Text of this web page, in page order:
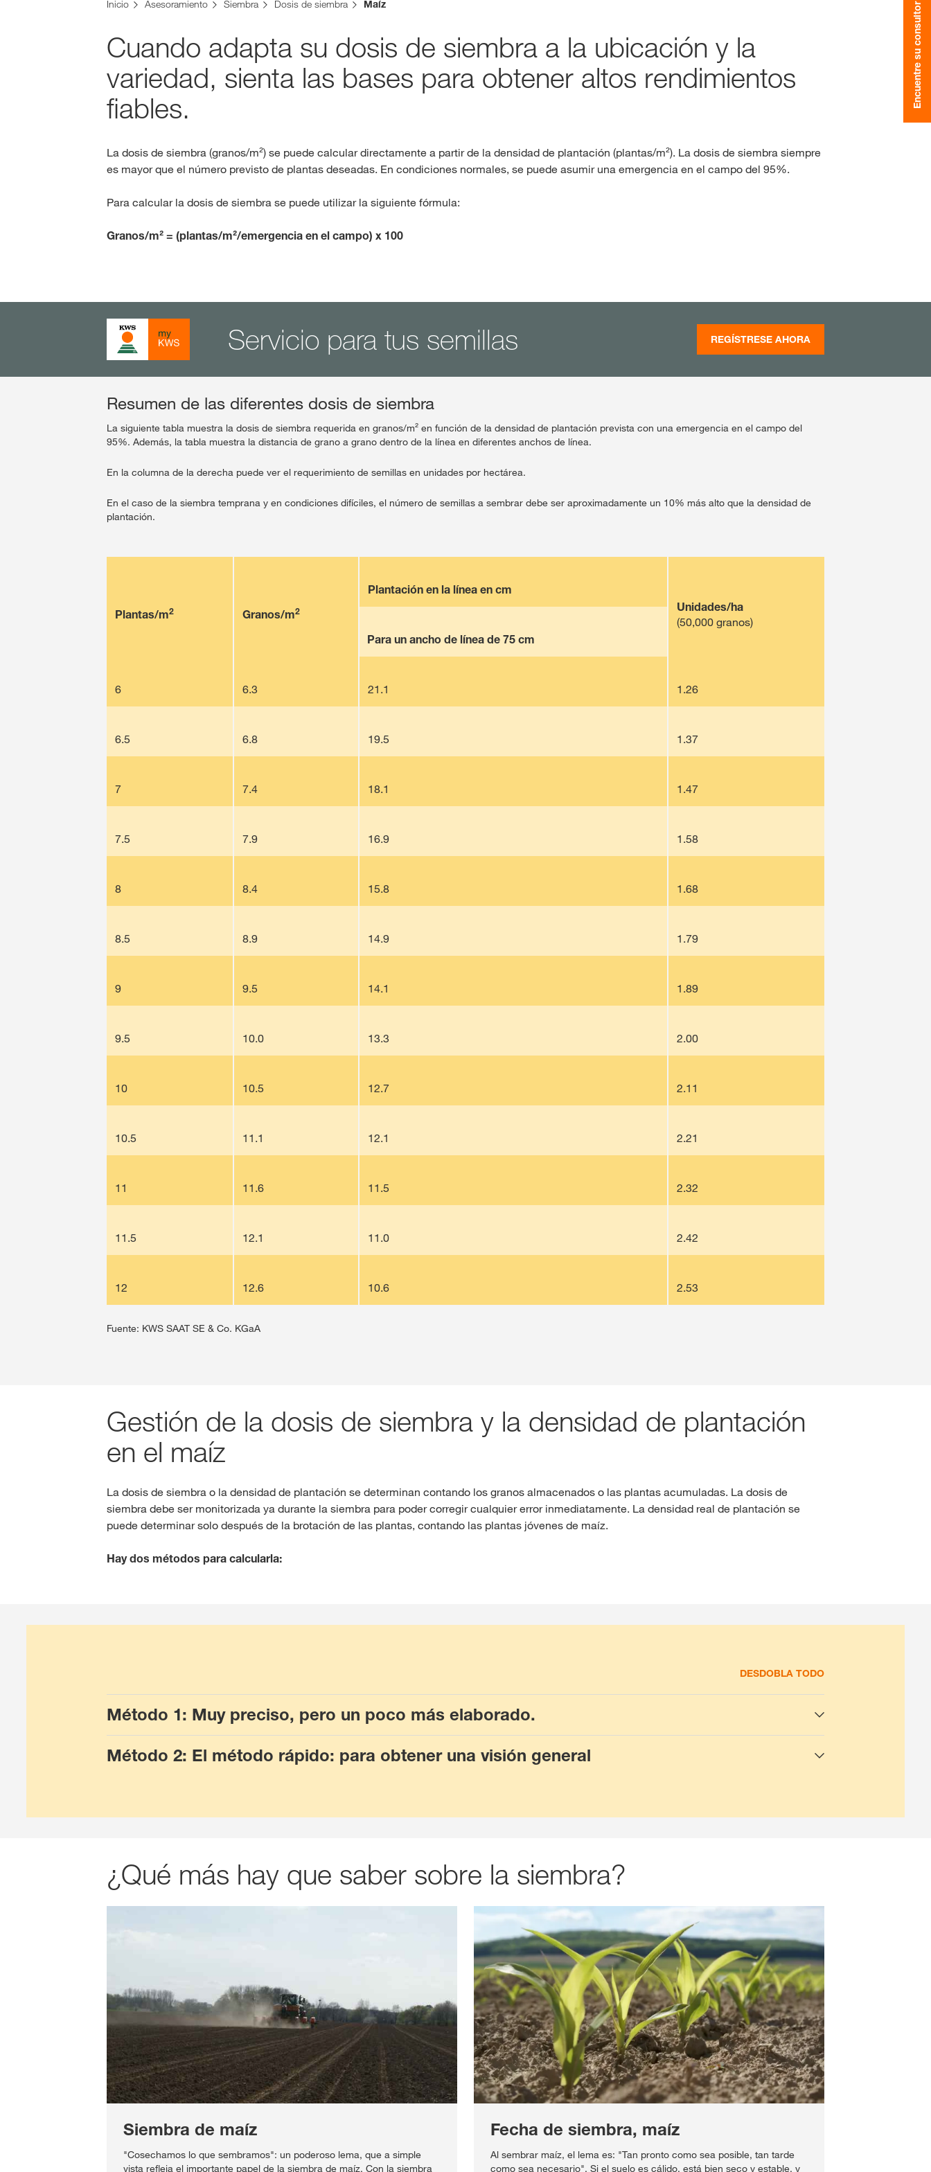
Contenidos exclusivos conmyKWS
INICIO DE SESIÓN
Temas internacionales
Inicio Asesoramiento Siembra Dosis de siembra Maíz
Cuando adapta su dosis de siembra a la ubicación y la
variedad, sienta las bases para obtener altos rendimientos
fiables.
La dosis de siembra (granos/m²) se puede calcular directamente a partir de la densidad de plantación (plantas/m²). La dosis de siembra siempre
es mayor que el número previsto de plantas deseadas. En condiciones normales, se puede asumir una emergencia en el campo del 95%.
Para calcular la dosis de siembra se puede utilizar la siguiente fórmula:
Granos/m² = (plantas/m²/emergencia en el campo) x 100
Servicio para tus semillas REGÍSTRESE AHORA
Resumen de las diferentes dosis de siembra
La siguiente tabla muestra la dosis de siembra requerida en granos/m² en función de la densidad de plantación prevista con una emergencia en el campo del
95%. Además, la tabla muestra la distancia de grano a grano dentro de la línea en diferentes anchos de línea.
En la columna de la derecha puede ver el requerimiento de semillas en unidades por hectárea.
En el caso de la siembra temprana y en condiciones difíciles, el número de semillas a sembrar debe ser aproximadamente un 10% más alto que la densidad de
plantación.
Plantas/m2 Granos/m2
Plantación en la línea en cm
Unidades/ha
(50,000 granos)
Para un ancho de línea de 75 cm
6 6.3 21.1 1.26
6.5 6.8 19.5 1.37
7 7.4 18.1 1.47
7.5 7.9 16.9 1.58
8 8.4 15.8 1.68
8.5 8.9 14.9 1.79
9 9.5 14.1 1.89
9.5 10.0 13.3 2.00
10 10.5 12.7 2.11
10.5 11.1 12.1 2.21
11 11.6 11.5 2.32
11.5 12.1 11.0 2.42
12 12.6 10.6 2.53
Fuente: KWS SAAT SE & Co. KGaA
Gestión de la dosis de siembra y la densidad de plantación
en el maíz
La dosis de siembra o la densidad de plantación se determinan contando los granos almacenados o las plantas acumuladas. La dosis de
siembra debe ser monitorizada ya durante la siembra para poder corregir cualquier error inmediatamente. La densidad real de plantación se
puede determinar solo después de la brotación de las plantas, contando las plantas jóvenes de maíz.
Hay dos métodos para calcularla:
DESDOBLA TODO
Método 1: Muy preciso, pero un poco más elaborado.
Método 2: El método rápido: para obtener una visión general
¿Qué más hay que saber sobre la siembra?
Siembra de maíz
"Cosechamos lo que sembramos": un poderoso lema, que a simple
vista refleja el importante papel de la siembra de maíz. Con la siembra
Fecha de siembra, maíz
Al sembrar maíz, el lema es: "Tan pronto como sea posible, tan tarde
como sea necesario". Si el suelo es cálido, está bien seco y estable, y
Encuentre su consultor